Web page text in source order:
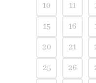
10
11
15
16
20
21
25
26